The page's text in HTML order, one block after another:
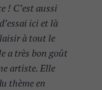
! C’est aussi
ici et là
à tout le
a très bon goût
artiste. Elle
thème en